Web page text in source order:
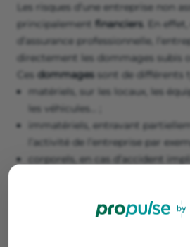
Les risques d’une entreprise non
principalement financiers. En effet,
d’assurance professionnelle,
directement les dommages subis
Ces dommages sont de différents
matériels, sur les locaux, les
les véhicules… ;
immatériels, entravant
l’activité de l’entreprise par
corporels, en cas d’accident
De nombreux événements peuvent
dommages à l’entreprise